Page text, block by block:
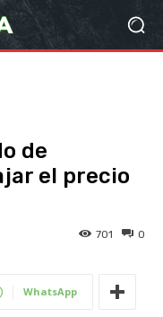
de
el precio
0
701
WhatsApp